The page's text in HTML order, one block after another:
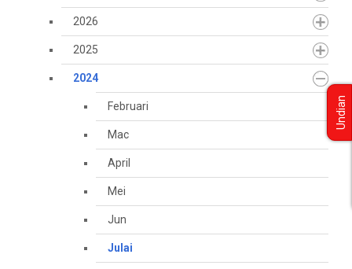
2026
2025
2024
Februari
Mac
April
Mei
Jun
Julai
Undian